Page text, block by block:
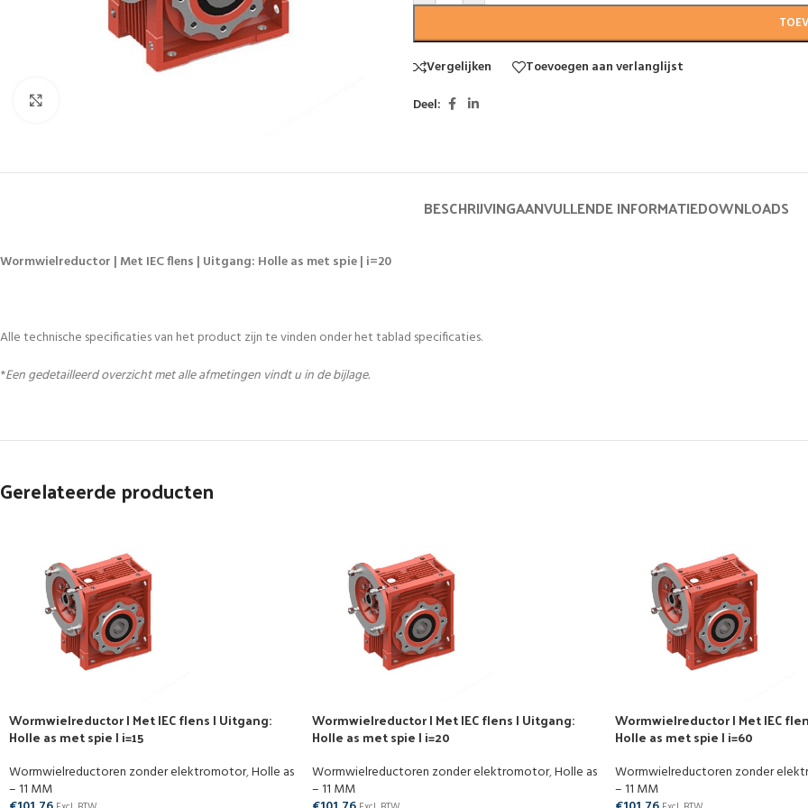
Vergelijken
Toevoegen aan verlanglijst
Deel:
BESCHRIJVINGAANVULLENDE INFORMATIEDOWNLOADS
Wormwielreductor | Met IEC flens | Uitgang: Holle as met spie | i=20
Alle technische specificaties van het product zijn te vinden onder het tablad specificaties.
*Een gedetailleerd overzicht met alle afmetingen vindt u in de bijlage.
Gerelateerde producten
Wormwielreductor | Met IEC flens | Uitgang:
Holle as met spie | i=15
Wormwielreductoren zonder elektromotor,Holle as
– 11 MM
Wormwielreductor | Met IEC flens | Uitgang:
Holle as met spie | i=20
Wormwielreductoren zonder elektromotor,Holle as
– 11 MM
Wormwielreductor | Met IEC
Holle as met spie | i=60
Wormwielreductoren zonder
– 11 MM